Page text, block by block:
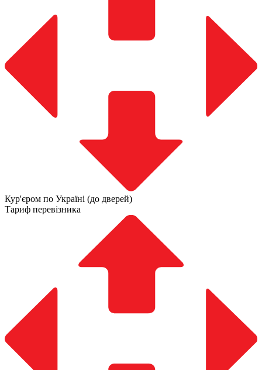
Кур'єром по Україні (до дверей)
Тариф перевізника